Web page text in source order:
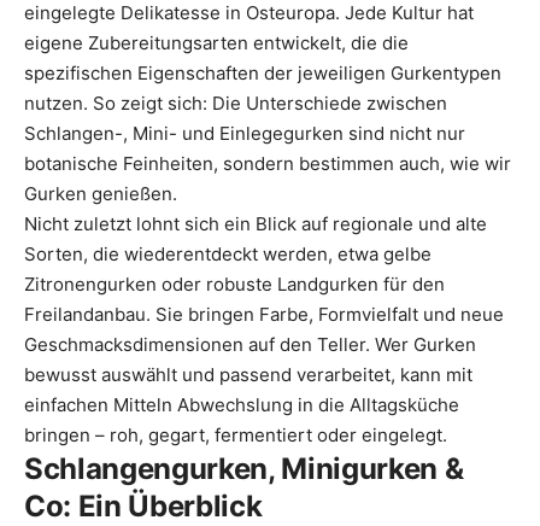
eingelegte Delikatesse in Osteuropa. Jede Kultur hat
eigene Zubereitungsarten entwickelt, die die
spezifischen Eigenschaften der jeweiligen Gurkentypen
nutzen. So zeigt sich: Die Unterschiede zwischen
Schlangen-, Mini- und Einlegegurken sind nicht nur
botanische Feinheiten, sondern bestimmen auch, wie wir
Gurken genießen.
Nicht zuletzt lohnt sich ein Blick auf regionale und alte
Sorten, die wiederentdeckt werden, etwa gelbe
Zitronengurken oder robuste Landgurken für den
Freilandanbau. Sie bringen Farbe, Formvielfalt und neue
Geschmacksdimensionen auf den Teller. Wer Gurken
bewusst auswählt und passend verarbeitet, kann mit
einfachen Mitteln Abwechslung in die Alltagsküche
bringen – roh, gegart, fermentiert oder eingelegt.
Schlangengurken, Minigurken &
Co: Ein Überblick